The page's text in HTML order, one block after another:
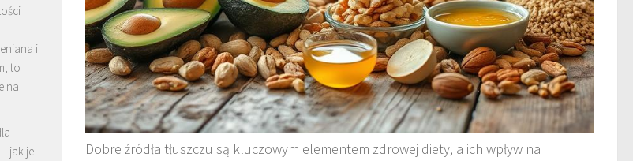
Dobre źródła tłuszczu są kluczowym elementem zdrowej diety, a ich wpływ na
i
to
na
jak je